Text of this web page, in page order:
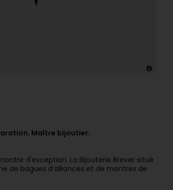
Maître bijoutier.
d'exception. La Bijouterie Brever situé
de bagues d’alliances et de montres de